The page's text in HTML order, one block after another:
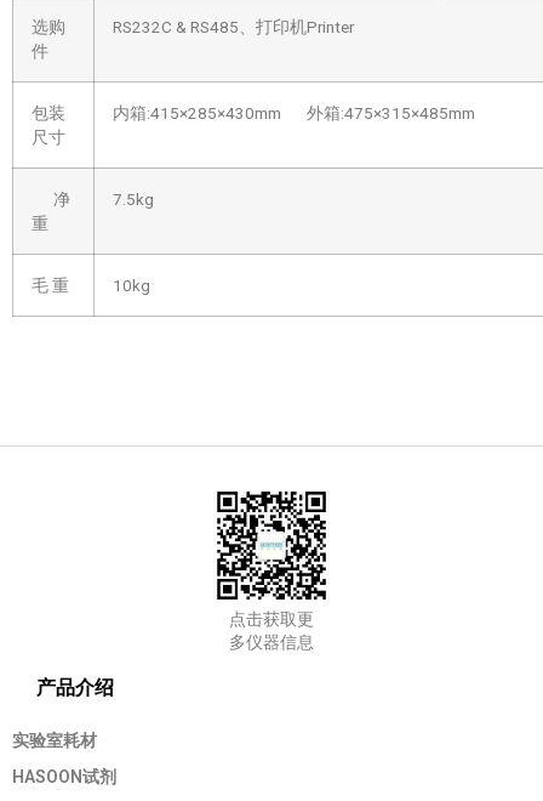
选购
件
RS232C & RS485、打印机Printer
包装
尺寸
内箱:415×285×430mm 外箱:475×315×485mm
净
重
7.5kg
毛 重 10kg
点击获取更
多仪器信息
产品介绍
实验室耗材
HASOON试剂